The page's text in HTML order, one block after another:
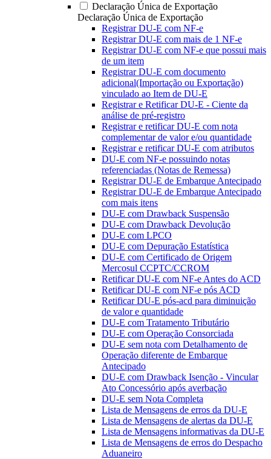
Declaração Única de Exportação
Declaração Única de Exportação
Registrar DU-E com NF-e
Registrar DU-E com mais de 1 NF-e
Registrar DU-E com NF-e que possui mais
de um item
Registrar DU-E com documento
adicional(Importação ou Exportação)
vinculado ao Item de DU-E
Registrar e Retificar DU-E - Ciente da
análise de pré-registro
Registrar e retificar DU-E com nota
complementar de valor e/ou quantidade
Registrar e retificar DU-E com atributos
DU-E com NF-e possuindo notas
referenciadas (Notas de Remessa)
Registrar DU-E de Embarque Antecipado
Registrar DU-E de Embarque Antecipado
com mais itens
DU-E com Drawback Suspensão
DU-E com Drawback Devolução
DU-E com LPCO
DU-E com Depuração Estatística
DU-E com Certificado de Origem
Mercosul CCPTC/CCROM
Retificar DU-E com NF-e Antes do ACD
Retificar DU-E com NF-e pós ACD
Retificar DU-E pós-acd para diminuição
de valor e quantidade
DU-E com Tratamento Tributário
DU-E com Operação Consorciada
DU-E sem nota com Detalhamento de
Operação diferente de Embarque
Antecipado
DU-E com Drawback Isenção - Vincular
Ato Concessório após averbação
DU-E sem Nota Completa
Lista de Mensagens de erros da DU-E
Lista de Mensagens de alertas da DU-E
Lista de Mensagens informativas da DU-E
Lista de Mensagens de erros do Despacho
Aduaneiro